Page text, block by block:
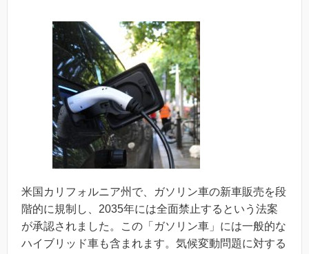
米国カリフォルニア州で、ガソリン車の新車販売を段
階的に規制し、2035年には全面禁止するという法案
が承認されました。この「ガソリン車」には一般的な
ハイブリッド車も含まれます。気候変動問題に対する